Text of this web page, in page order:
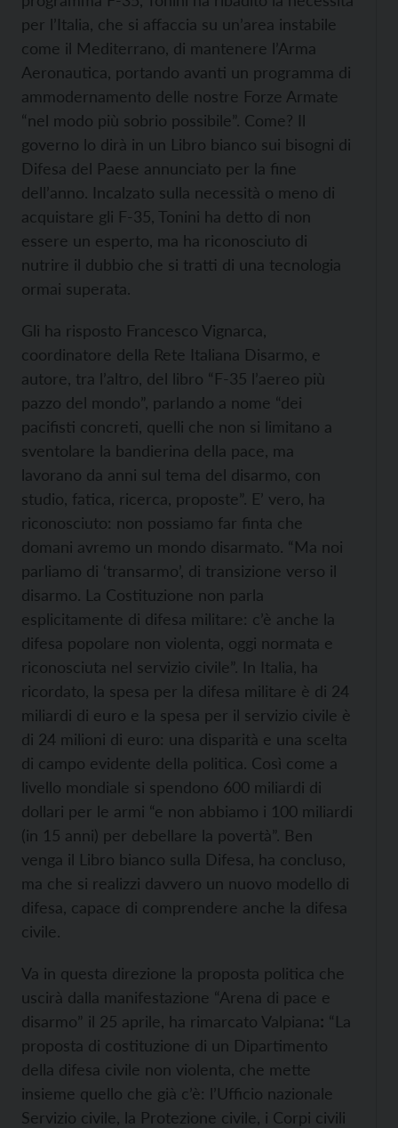
per l’Italia, che si affaccia su un’area instabile
come il Mediterrano, di mantenere l’Arma
Aeronautica, portando avanti un programma di
ammodernamento delle nostre Forze Armate
“nel modo più sobrio possibile”. Come? Il
governo lo dirà in un Libro bianco sui bisogni di
Difesa del Paese annunciato per la fine
dell’anno. Incalzato sulla necessità o meno di
acquistare gli F-35, Tonini ha detto di non
essere un esperto, ma ha riconosciuto di
nutrire il dubbio che si tratti di una tecnologia
ormai superata.
Gli ha risposto Francesco Vignarca,
coordinatore della Rete Italiana Disarmo, e
autore, tra l’altro, del libro “F-35 l’aereo più
pazzo del mondo”, parlando a nome “dei
pacifisti concreti, quelli che non si limitano a
sventolare la bandierina della pace, ma
lavorano da anni sul tema del disarmo, con
studio, fatica, ricerca, proposte”. E’ vero, ha
riconosciuto: non possiamo far finta che
domani avremo un mondo disarmato. “Ma noi
parliamo di ‘transarmo’, di transizione verso il
disarmo. La Costituzione non parla
esplicitamente di difesa militare: c’è anche la
difesa popolare non violenta, oggi normata e
riconosciuta nel servizio civile”. In Italia, ha
ricordato, la spesa per la difesa militare è di 24
miliardi di euro e la spesa per il servizio civile è
di 24 milioni di euro: una disparità e una scelta
di campo evidente della politica. Così come a
livello mondiale si spendono 600 miliardi di
dollari per le armi “e non abbiamo i 100 miliardi
(in 15 anni) per debellare la povertà”. Ben
venga il Libro bianco sulla Difesa, ha concluso,
ma che si realizzi davvero un nuovo modello di
difesa, capace di comprendere anche la difesa
civile.
Va in questa direzione la proposta politica che
uscirà dalla manifestazione “Arena di pace e
disarmo” il 25 aprile, ha rimarcato Valpiana: “La
proposta di costituzione di un Dipartimento
della difesa civile non violenta, che mette
insieme quello che già c’è: l’Ufficio nazionale
Servizio civile, la Protezione civile, i Corpi civili